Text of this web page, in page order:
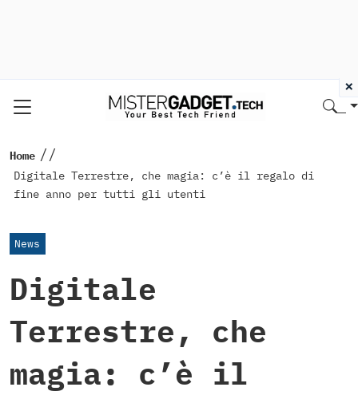
Home //
Digitale Terrestre, che magia: c’è il regalo di
fine anno per tutti gli utenti
News
Digitale
Terrestre, che
magia: c’è il
×